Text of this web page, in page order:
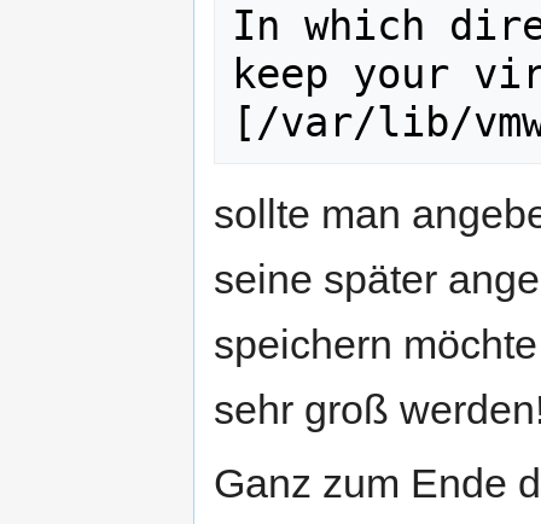
In which
keep your
[/var/lib/
sollte man
seine später
speichern
sehr groß
Ganz zum Ende